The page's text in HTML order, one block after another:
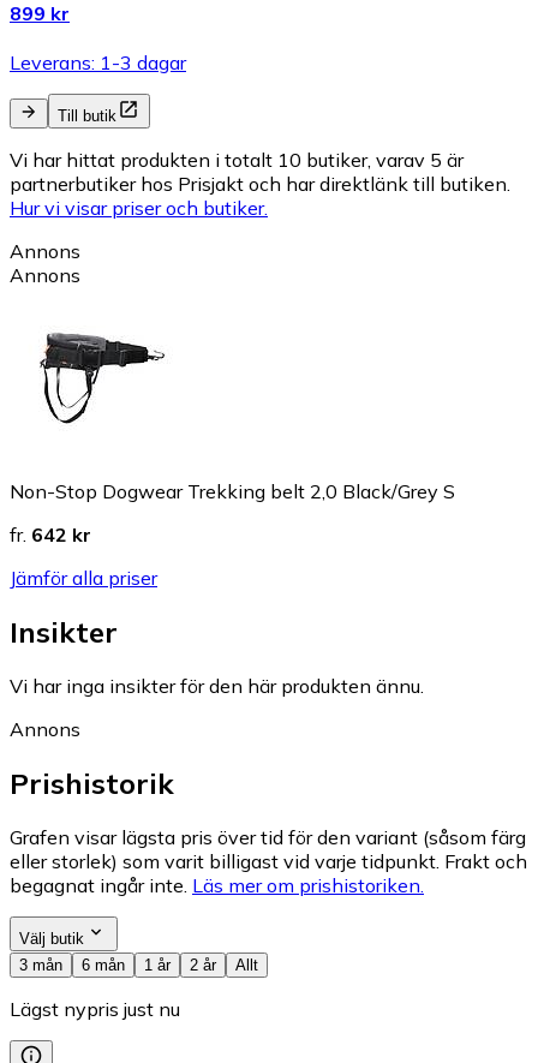
899 kr
Leverans: 1-3 dagar
Till butik
Vi har hittat produkten i totalt 10 butiker, varav 5 är
partnerbutiker hos Prisjakt och har direktlänk till butiken.
Hur vi visar priser och butiker.
Annons
Annons
Non-Stop Dogwear Trekking belt 2,0 Black/Grey S
fr. 642 kr
Jämför alla priser
Insikter
Vi har inga insikter för den här produkten ännu.
Annons
Prishistorik
Grafen visar lägsta pris över tid för den variant (såsom färg
eller storlek) som varit billigast vid varje tidpunkt. Frakt och
begagnat ingår inte. Läs mer om prishistoriken.
Välj butik
3 mån
6 mån 1 år 2 år Allt
Lägst nypris just nu